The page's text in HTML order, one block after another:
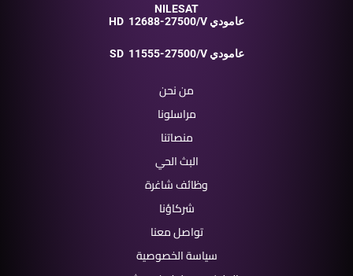
NILESAT
HD
12688-27500/V عامودي
SD 11555-27500/V عامودي
من نحن
مراسلونا
منصاتنا
البث الحي
وظائف شاغرة
شركاؤنا
تواصل معنا
سياسة الخصوصية